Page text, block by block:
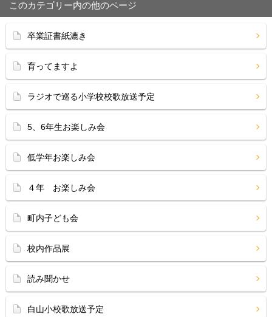
このカテゴリー内の他のページ
卒業証書紙漉き
育ってますよ
ラジオで巡る小学校校歌放送予定
5、6年生お楽しみ会
低学年お楽しみ会
４年 お楽しみ会
町内子ども会
校内作品展
読み聞かせ
白山小校歌放送予定